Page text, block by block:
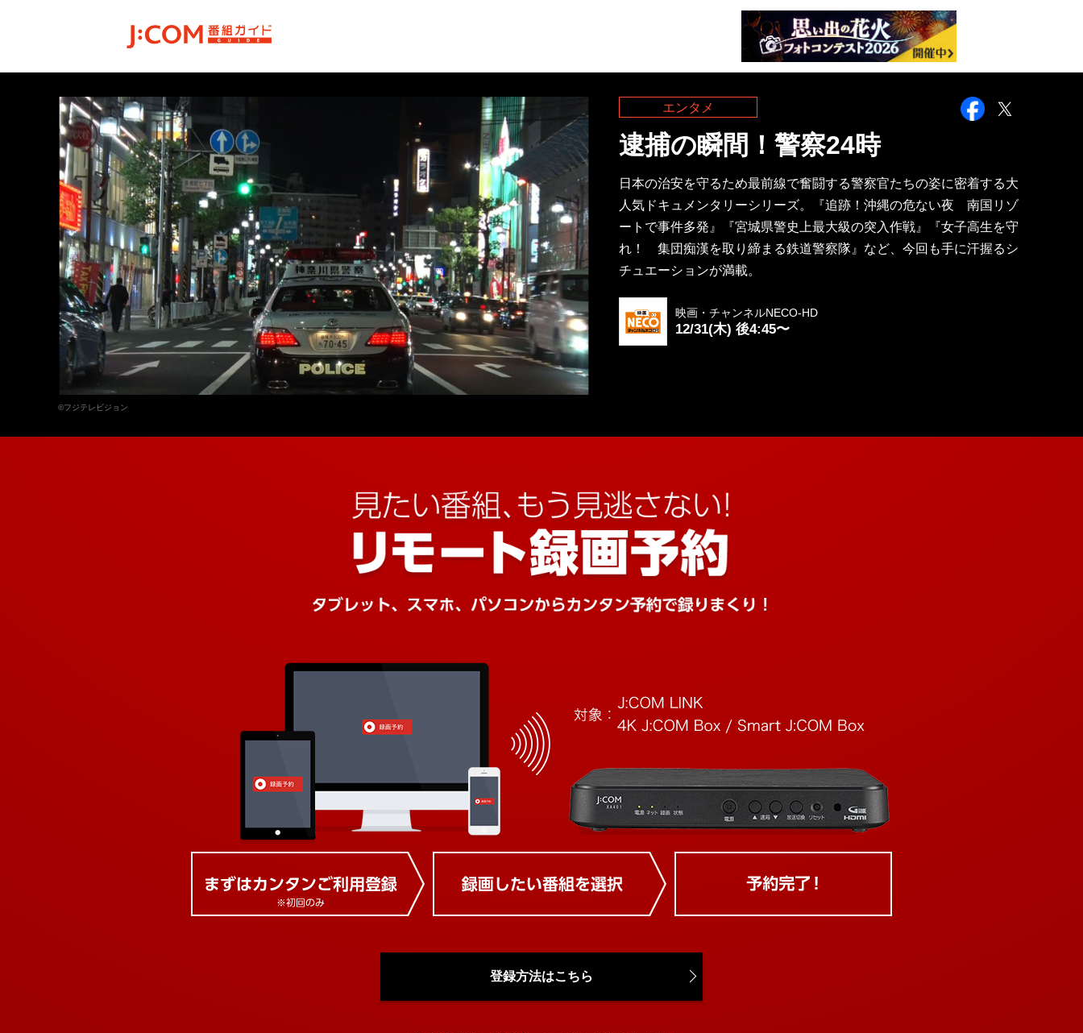
©フジテレビジョン
エンタメ
逮捕の瞬間！警察24時
日本の治安を守るため最前線で奮闘する警察官たちの姿に密着する大
人気ドキュメンタリーシリーズ。『追跡！沖縄の危ない夜 南国リゾ
ートで事件多発』『宮城県警史上最大級の突入作戦』『女子高生を守
れ！ 集団痴漢を取り締まる鉄道警察隊』など、今回も手に汗握るシ
チュエーションが満載。
映画・チャンネルNECO-HD
12/31(木) 後4:45〜
Facebook
登録方法はこちら